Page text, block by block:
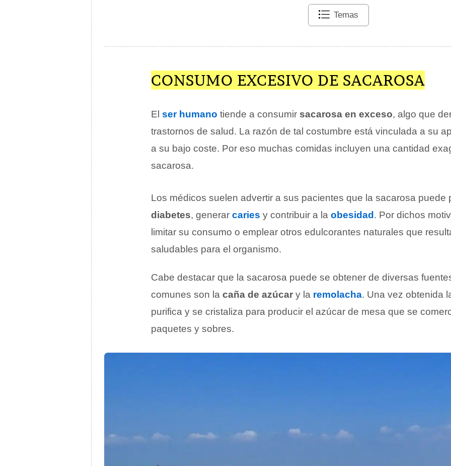
Temas
CONSUMO EXCESIVO DE SACAROSA
El ser humano tiende a consumir sacarosa en exceso, algo que
trastornos de salud. La razón de tal costumbre está vinculada a su
a su bajo coste. Por eso muchas comidas incluyen una cantidad
sacarosa.
Los médicos suelen advertir a sus pacientes que la sacarosa puede
diabetes, generar caries y contribuir a la obesidad. Por dichos
limitar su consumo o emplear otros edulcorantes naturales que
saludables para el organismo.
Cabe destacar que la sacarosa puede se obtener de diversas
comunes son la caña de azúcar y la remolacha. Una vez obtenida
purifica y se cristaliza para producir el azúcar de mesa que se
paquetes y sobres.